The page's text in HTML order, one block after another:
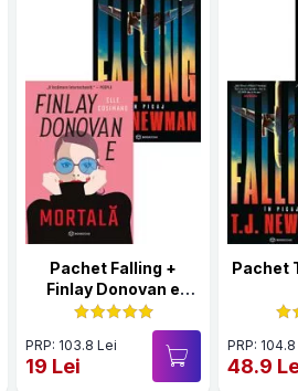
Pachet Falling +
Finlay Donovan e
mortală
PRP: 103.8 Lei
19 Lei
Pachet
PRP:
48.9